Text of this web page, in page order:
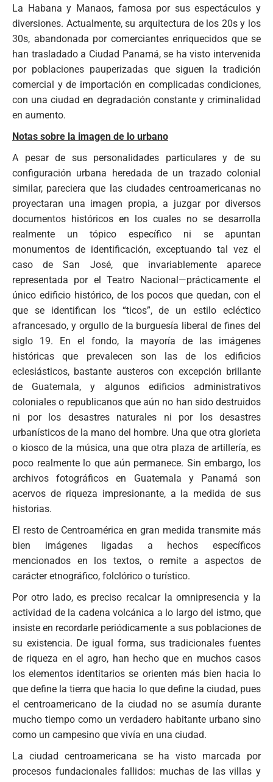
La Habana y Manaos, famosa por sus espectáculos y
diversiones. Actualmente, su arquitectura de los 20s y los
30s, abandonada por comerciantes enriquecidos que se
han trasladado a Ciudad Panamá, se ha visto intervenida
por poblaciones pauperizadas que siguen la tradición
comercial y de importación en complicadas condiciones,
con una ciudad en degradación constante y criminalidad
en aumento.
Notas sobre la imagen de lo urbano
A pesar de sus personalidades particulares y de su
configuración urbana heredada de un trazado colonial
similar, pareciera que las ciudades centroamericanas no
proyectaran una imagen propia, a juzgar por diversos
documentos históricos en los cuales no se desarrolla
realmente un tópico específico ni se apuntan
monumentos de identificación, exceptuando tal vez el
caso de San José, que invariablemente aparece
representada por el Teatro Nacional—prácticamente el
único edificio histórico, de los pocos que quedan, con el
que se identifican los “ticos”, de un estilo ecléctico
afrancesado, y orgullo de la burguesía liberal de fines del
siglo 19. En el fondo, la mayoría de las imágenes
históricas que prevalecen son las de los edificios
eclesiásticos, bastante austeros con excepción brillante
de Guatemala, y algunos edificios administrativos
coloniales o republicanos que aún no han sido destruidos
ni por los desastres naturales ni por los desastres
urbanísticos de la mano del hombre. Una que otra glorieta
o kiosco de la música, una que otra plaza de artillería, es
poco realmente lo que aún permanece. Sin embargo, los
archivos fotográficos en Guatemala y Panamá son
acervos de riqueza impresionante, a la medida de sus
historias.
El resto de Centroamérica en gran medida transmite más
bien imágenes ligadas a hechos específicos
mencionados en los textos, o remite a aspectos de
carácter etnográfico, folclórico o turístico.
Por otro lado, es preciso recalcar la omnipresencia y la
actividad de la cadena volcánica a lo largo del istmo, que
insiste en recordarle periódicamente a sus poblaciones de
su existencia. De igual forma, sus tradicionales fuentes
de riqueza en el agro, han hecho que en muchos casos
los elementos identitarios se orienten más bien hacia lo
que define la tierra que hacia lo que define la ciudad, pues
el centroamericano de la ciudad no se asumía durante
mucho tiempo como un verdadero habitante urbano sino
como un campesino que vivía en una ciudad.
La ciudad centroamericana se ha visto marcada por
procesos fundacionales fallidos: muchas de las villas y